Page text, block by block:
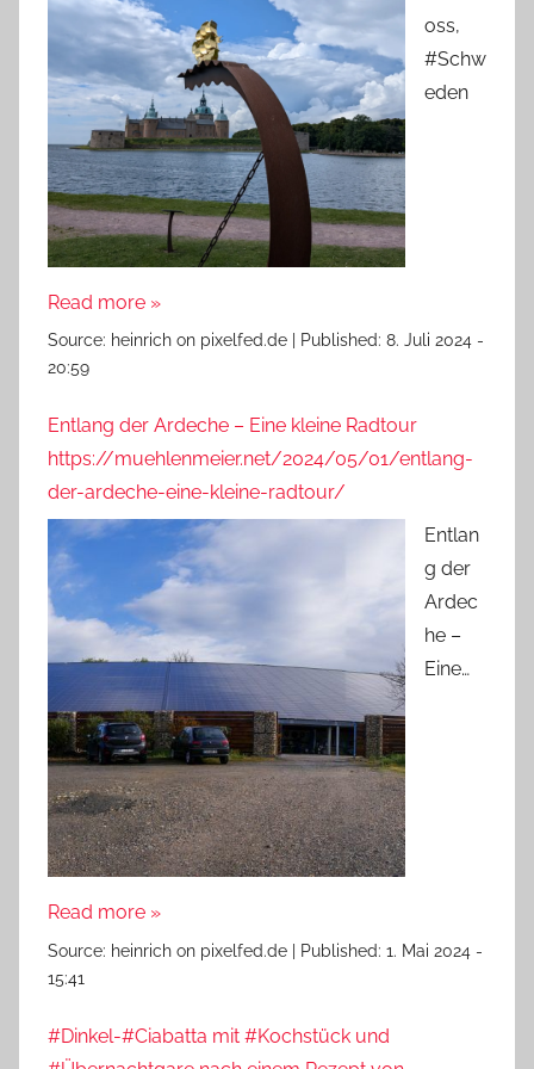
oss,
#Schw
eden
Read more »
Source: heinrich on pixelfed.de Published: 8. Juli 2024 -
20:59
Entlang der Ardeche – Eine kleine Radtour
https://muehlenmeier.net/2024/05/01/entlang-
der-ardeche-eine-kleine-radtour/
Entlan
g der
Ardec
he –
Eine…
Read more »
Source: heinrich on pixelfed.de Published: 1. Mai 2024 -
15:41
#Dinkel-#Ciabatta mit #Kochstück und